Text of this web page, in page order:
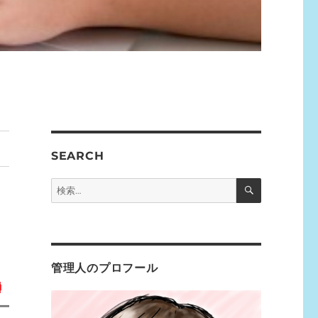
SEARCH
検
索:
検
管理人のプロフール